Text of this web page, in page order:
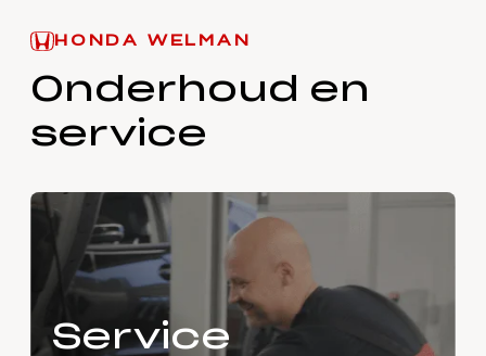
HONDA WELMAN
Onderhoud en
service
Service